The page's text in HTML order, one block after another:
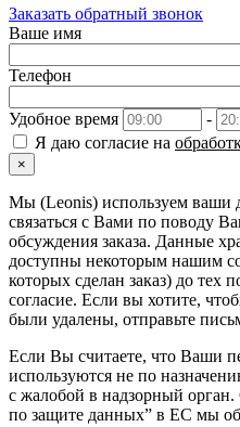
Заказать обратный звонок
Ваше имя
Телефон
Удобное время
-
Я даю согласие на
×
Мы (Leonis) используем ваши
связаться с Вами по поводу
обсуждения заказа. Данные
доступны некоторым нашим
которых сделан заказ) до тех
согласие. Если вы хотите,
были удалены, отправьте
Если Вы считаете, что Ваши
используются не по
с жалобой в надзорный
по защите данных” в ЕС мы